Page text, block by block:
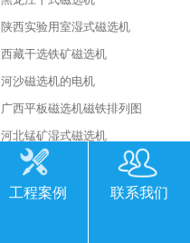
陕西实验用室湿式磁选机
西藏干选铁矿磁选机
河沙磁选机的电机
广西平板磁选机磁铁排列图
河北锰矿湿式磁选机
重庆赤铁矿干式磁选机
山东铁矿干选磁选机
工程案例 联系我们